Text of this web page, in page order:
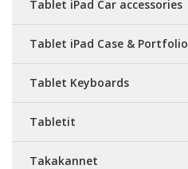
Tablet iPad Car accessories
Tablet iPad Case & Portfolio
Tablet Keyboards
Tabletit
Takakannet